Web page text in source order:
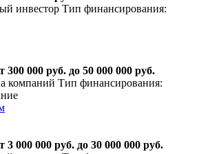
инвестор Тип финансирования:
300 000 руб. до 50 000 000 руб.
компаний Тип финансирования:
3 000 000 руб. до 30 000 000 руб.